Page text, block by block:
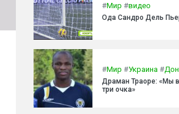
#Мир #видео
Ода Сандро Дель
#Мир #Украина #
Драман Траоре: «Мы
три очка»